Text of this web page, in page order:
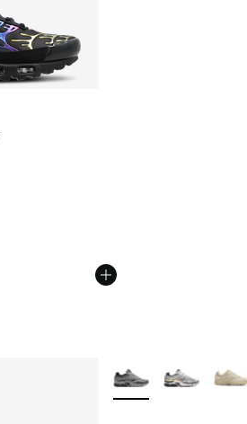
Plus de couleurs